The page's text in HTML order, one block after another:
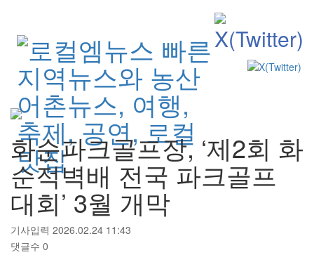
화순파크골프장, ‘제2회 화
순적벽배 전국 파크골프
대회’ 3월 개막
기사입력 2026.02.24 11:43
댓글수 0